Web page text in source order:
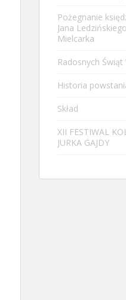
Pożegnanie
Jana
Mielcarka
Radosnych
Historia
Skład
XII FESTIWAL
JURKA GAJDY